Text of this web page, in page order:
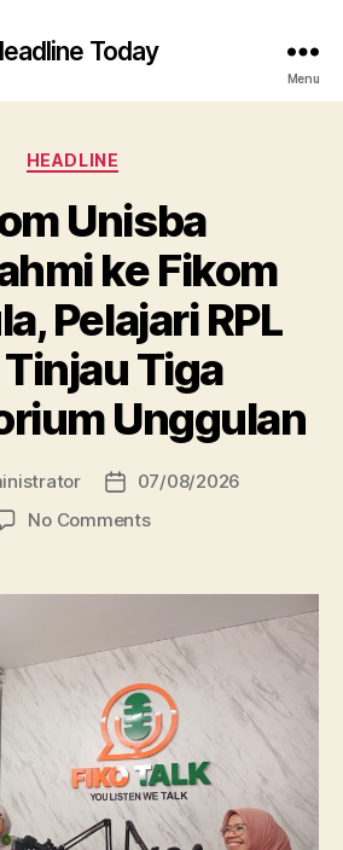
Today
Menu
Categories
HEADLINE
Unisba
ke Fikom
Pelajari RPL
Tiga
Unggulan
Post07/08/2026
No Commentson
Silaturahmi
Fikom
Unissula,
Pelajari
RPL
dan
Tinjau
Tiga
Laboratorium